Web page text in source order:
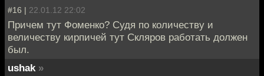
#16 | 22.01.12 22:02
Причем тут Фоменко? Судя по количеству и
величеству кирпичей тут Скляров работать должен
был.
ushak »